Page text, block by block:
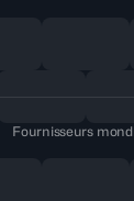
Fournisseurs